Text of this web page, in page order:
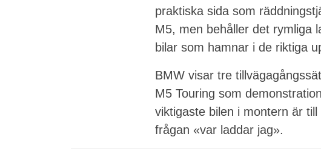
praktiska sida som
M5, men behåller det rymliga
bilar som hamnar i de riktiga
BMW visar tre
M5 Touring som
viktigaste bilen i montern är
frågan «var laddar jag».